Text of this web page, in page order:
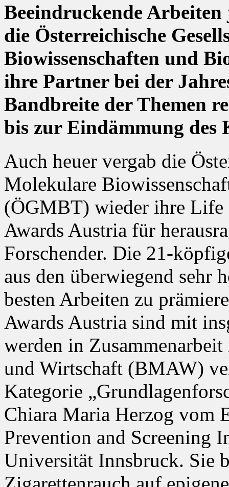
Beeindruckende Arbeiten
die Österreichische
Biowissenschaften und
ihre Partner bei der
Bandbreite der Themen
bis zur Eindämmung des
Auch heuer vergab die
Molekulare
(ÖGMBT) wieder ihre Life
Awards Austria für
Forschender. Die 21-
aus den überwiegend sehr
besten Arbeiten zu
Awards Austria sind mit
werden in
und Wirtschaft (BMAW)
Kategorie
Chiara Maria Herzog vom
Prevention and Screening
Universität Innsbruck. Sie